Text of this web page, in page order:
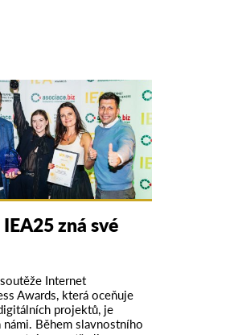
zná své
Internet
Awards, která oceňuje
projektů, je
námi. Během slavnostního